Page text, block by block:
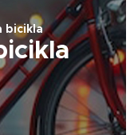
bicikla